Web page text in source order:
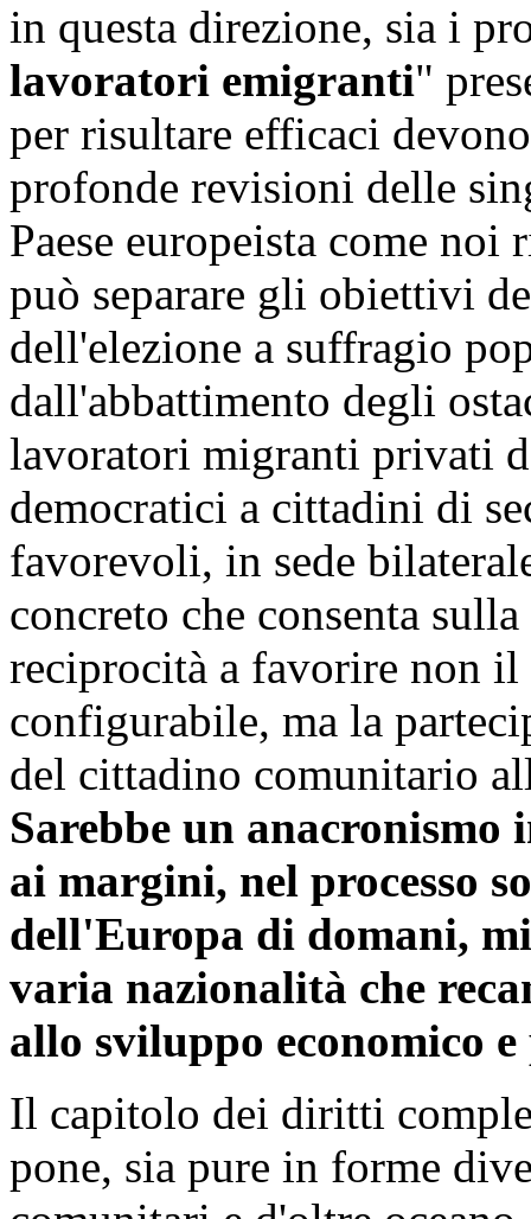
in questa direzione, sia i
lavoratori emigranti"
per risultare efficaci
profonde revisioni delle
Paese europeista come
può separare gli obiettivi
dell'elezione a suffragio
dall'abbattimento degli
lavoratori migranti privati
democratici a cittadini di
favorevoli, in sede
concreto che consenta
reciprocità a favorire non
configurabile, ma la
del cittadino comunitario
Sarebbe un anacronismo
ai margini, nel processo
dell'Europa di domani,
varia nazionalità che
allo sviluppo economico
Il capitolo dei diritti
pone, sia pure in forme